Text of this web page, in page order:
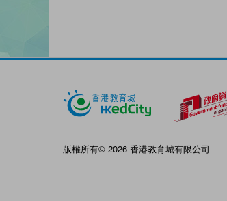
版權所有© 2026 香港教育城有限公司